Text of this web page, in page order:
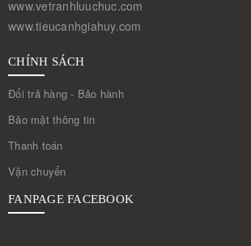
www.vetranhluuchuc.com
www.tieucanhgiahuy.com
CHÍNH SÁCH
Đổi trả hàng - Bảo hành
Bảo mật thông tin
Thanh toán
Vận chuyển
FANPAGE FACEBOOK